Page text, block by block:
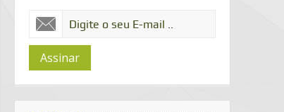
Assinar